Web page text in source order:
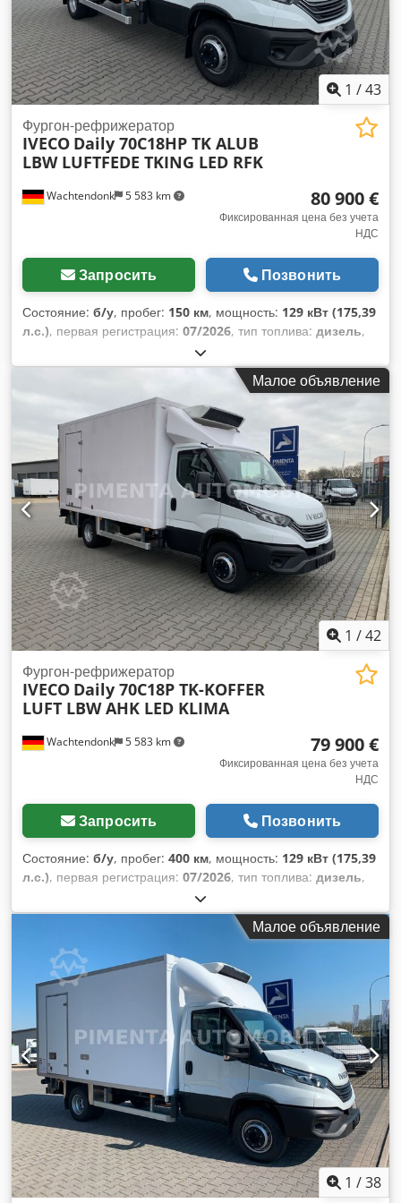
1 /43
Wachtendonk 5 583 km
Фургон-рефрижератор
IVECO Daily 70C18HP TK ALUB
LBW LUFTFEDE TKING LED RFK
80 900 €
Фиксированная цена без учета
НДС
Запросить Позвонить
Состояние: б/у, пробег: 150 км, мощность: 129 кВт (175,39
л.с.), первая регистрация: 07/2026, тип топлива: дизель,
белый
механический, класс выбросов:Евро 6, количество мест:
, ширина пространства
для загрузки:
2 050 мм , высота грузового отсека: 2 000 мм
Оборудование:
ABS, гидроборт, кондиционер,
отопитель стояночный, сажевый фильтр,
центральный замок, электронная программа
стабилизации (ESP),
Малое объявление
1 /42
Wachtendonk 5 583 km
Фургон-рефрижератор
IVECO Daily 70C18P TK-KOFFER
LUFT LBW AHK LED KLIMA
79 900 €
Фиксированная цена без учета
НДС
Запросить Позвонить
Состояние: б/у, пробег: 400 км, мощность: 129 кВт (175,39
л.с.), первая регистрация: 07/2026, тип топлива: дизель,
белый
механический, класс выбросов:Евро 6, количество мест:
, ширина пространства
для загрузки:
2 050 мм, высота грузового отсека:
Оборудование:ABS, гидроборт, кондиционер,
отопитель стояночный, сажевый фильтр,
центральный замок, электронная программа
стабилизации (ESP),
Малое объявление
1 /38